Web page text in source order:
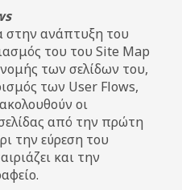
ανάπτυξη του
του του Site Map
των σελίδων του,
των User Flows,
οι
από την πρώτη
την εύρεση του
και την